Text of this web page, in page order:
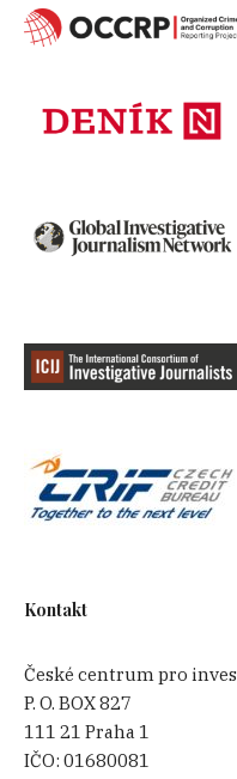
Kontakt
České centrum pro
P. O. BOX 827
111 21 Praha 1
IČO:01680081